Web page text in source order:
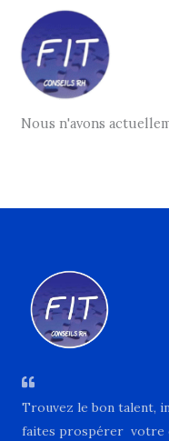
contenu
Entreprise :Entreprise
Nous n'avons
Trouvez le bon talent,
faites prospérer votre